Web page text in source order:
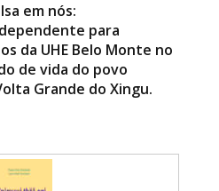
em nós:
para
da UHE Belo Monte no
de vida do povo
Grande do Xingu.